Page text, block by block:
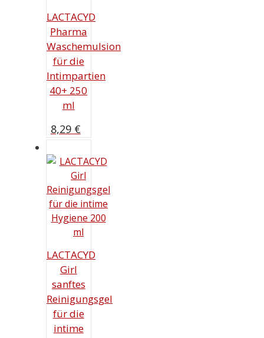
LACTACYD
Pharma
Waschemulsion
für die
Intimpartien
40+ 250
ml
8,29 €
LACTACYD
Girl
sanftes
Reinigungsgel
für die
intime